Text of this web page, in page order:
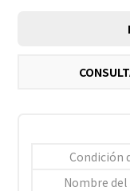
Condición
Nombre